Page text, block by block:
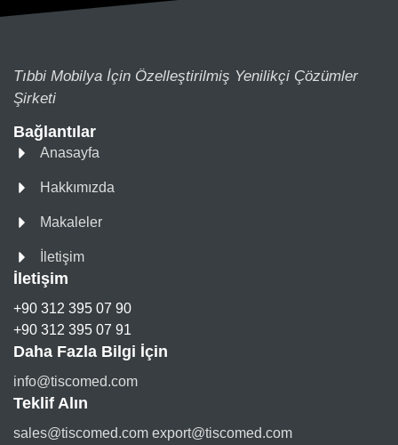
Tıbbi Mobilya İçin Özelleştirilmiş Yenilikçi Çözümler
Şirketi
Bağlantılar
Anasayfa
Hakkımızda
Makaleler
İletişim
İletişim
+90 312 395 07 90
+90 312 395 07 91
Daha Fazla Bilgi İçin
info@tiscomed.com
Teklif Alın
sales@tiscomed.com export@tiscomed.com